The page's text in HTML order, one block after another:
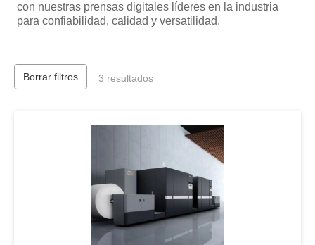
con nuestras prensas digitales líderes en la industria
para confiabilidad, calidad y versatilidad.
Borrar filtros 3 resultados